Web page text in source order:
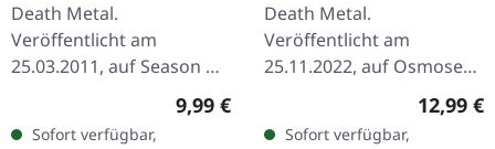
Death Metal.
Veröffentlicht am
25.03.2011, auf Season Of
Mist. CD im Jewelcase. Die
französischen Death
Regulärer Preis:
9,99 €
Sofort verfügbar,
Death Metal.
Veröffentlicht am
25.11.2022, auf Osmose
Productions. CD im
Jewelcase. Grave's "As
12,99 €
Sofort verfügbar,